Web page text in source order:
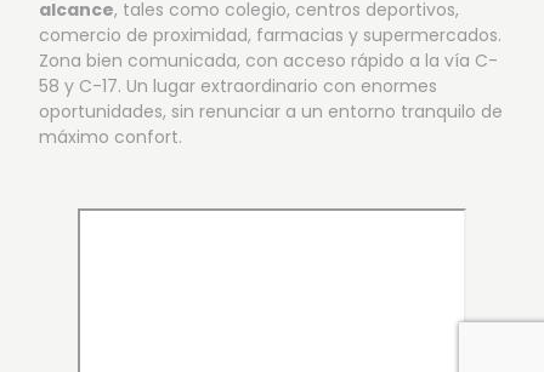
alcance, tales como colegio, centros deportivos,
comercio de proximidad, farmacias y supermercados.
Zona bien comunicada, con acceso rápido a la vía C-
58 y C-17. Un lugar extraordinario con enormes
oportunidades, sin renunciar a un entorno tranquilo de
máximo confort.